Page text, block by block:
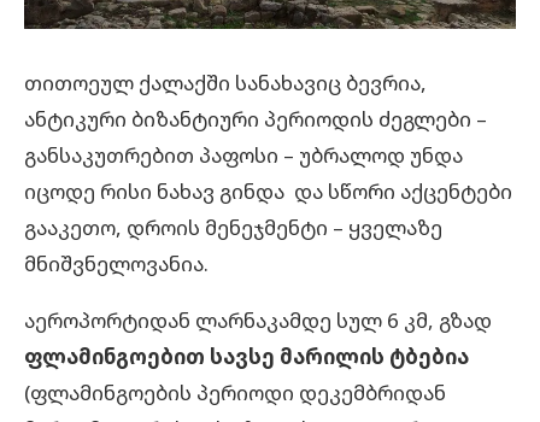
თითოეულ ქალაქში სანახავიც ბევრია,
ანტიკური ბიზანტიური პერიოდის ძეგლები –
განსაკუთრებით პაფოსი – უბრალოდ უნდა
იცოდე რისი ნახავ გინდა და სწორი აქცენტები
გააკეთო, დროის მენეჯმენტი – ყველაზე
მნიშვნელოვანია.
აეროპორტიდან ლარნაკამდე სულ 6 კმ, გზად
ფლამინგოებით სავსე მარილის ტბებია
(ფლამინგოების პერიოდი დეკემბრიდან